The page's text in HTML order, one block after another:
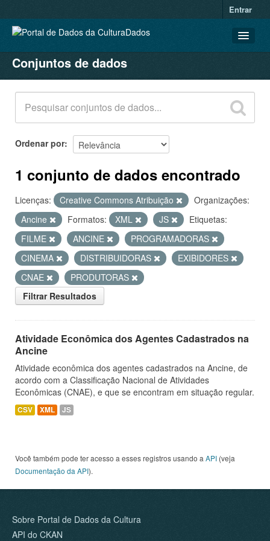
Entrar
CONJUNTOS DE DADOS
ORGANIZAÇÕES
GRUPOS
SOBRE
Conjuntos de dados
Ordenar por
1 conjunto de dados encontrado
Licenças: Creative Commons Atribuição
Organizações:
Ancine
Formatos: XML JS
Etiquetas:
FILME
ANCINE
PROGRAMADORAS
CINEMA
DISTRIBUIDORAS
EXIBIDORES
CNAE
PRODUTORAS
Filtrar Resultados
Atividade Econômica dos Agentes Cadastrados na
Ancine
Atividade econômica dos agentes cadastrados na Ancine, de
acordo com a Classificação Nacional de Atividades
Econômicas (CNAE), e que se encontram em situação regular.
CSV XML JS
Você também pode ter acesso a esses registros usando a API (veja
Documentação da API).
Sobre Portal de Dados da Cultura
API do CKAN